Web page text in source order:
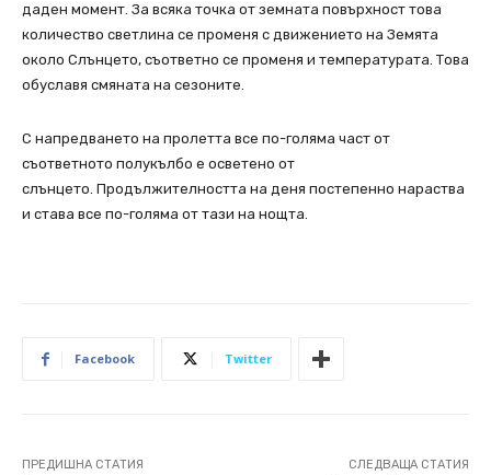
даден момент. За всяка точка от земната повърхност това
количество светлина се променя с движението на Земята
около Слънцето, съответно се променя и температурата. Това
обуславя смяната на сезоните.
С напредването на пролетта все по-голяма част от
съответното полукълбо е осветено от
слънцето. Продължителността на деня постепенно нараства
и става все по-голяма от тази на нощта.
Facebook Twitter
ПРЕДИШНА СТАТИЯ СЛЕДВАЩА СТАТИЯ